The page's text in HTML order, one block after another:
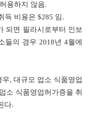
용하지 않음.
득 비용은 $285 임.
되면 필라시로부터 인보
들의 경우 2018년 4월에
우, 대규모 업소 식품영업
소 식품영업허가증을 취
다.